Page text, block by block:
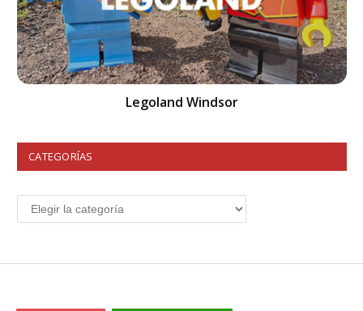
Legoland Windsor
CATEGORÍAS